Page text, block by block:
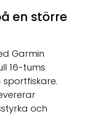
en större
Garmin
16-tums
och